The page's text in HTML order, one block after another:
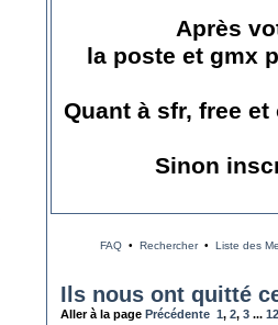
Après
la poste et gmx
Quant à sfr, free
Sinon
FAQ• Rechercher• Liste des
Ils nous ont quitté
Aller à la page Précédente 1, 2, 3 ...